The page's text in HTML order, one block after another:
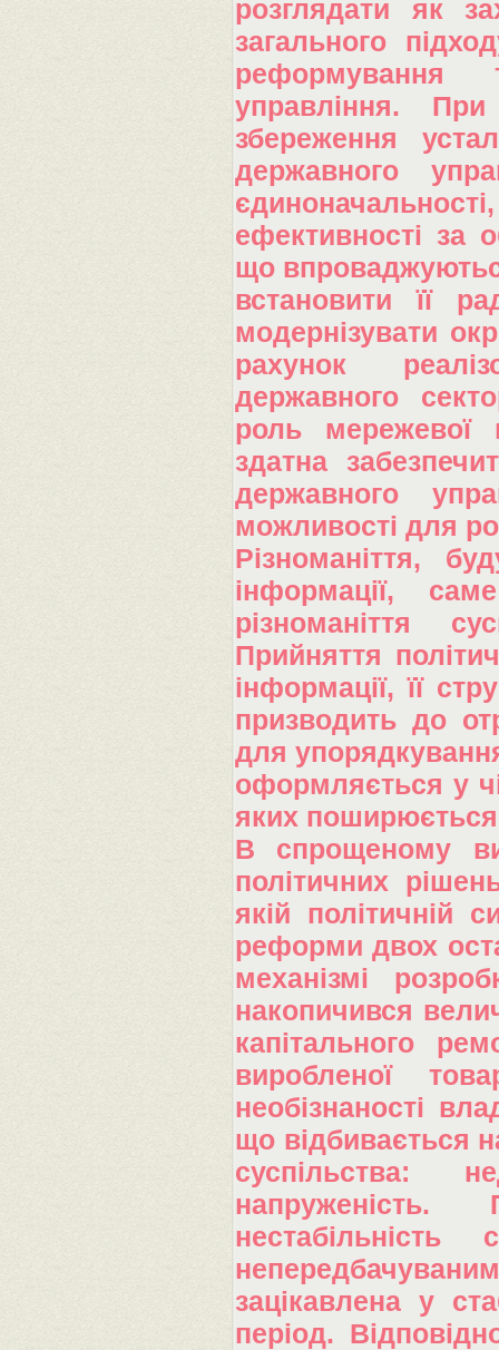
розглядати як
загального
реформування
управління.
збереження
державного
ефективності за
що
встановити її
модернізувати
рахунок
державного
роль мережевої
здатна
державного
можливості для
Різноманіття,
інформації,
різноманіття
Прийняття
інформації, її
призводить до
для
оформляється у
яких
В спрощеному
політичних
якій політичній
реформи двох
механізмі
накопичився
капітального
виробленої
необізнаності
що відбивається
суспільства:
напруженість.
зацікавлена у
період.